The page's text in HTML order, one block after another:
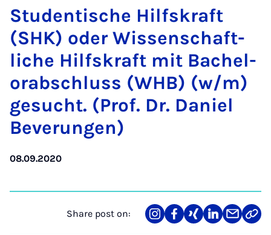
Stu­dentische Hil­f­skraft
(SHK) oder Wis­senschaft­
liche Hil­f­skraft mit Bach­el­
or­ab­schluss (WHB) (w/m)
ge­sucht. (Prof. Dr. Daniel
Bever­ungen)
08.09.2020
Share post on:
ShareTeilenTeilenTeilenTeilenLink